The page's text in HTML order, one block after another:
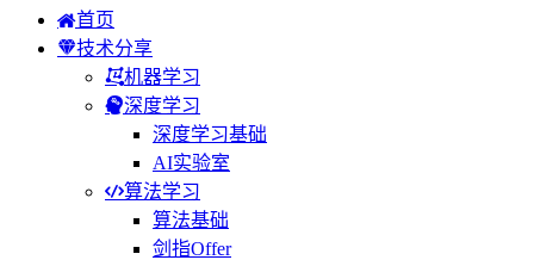
首页
技术分享
机器学习
深度学习
深度学习基础
AI实验室
算法学习
算法基础
剑指Offer